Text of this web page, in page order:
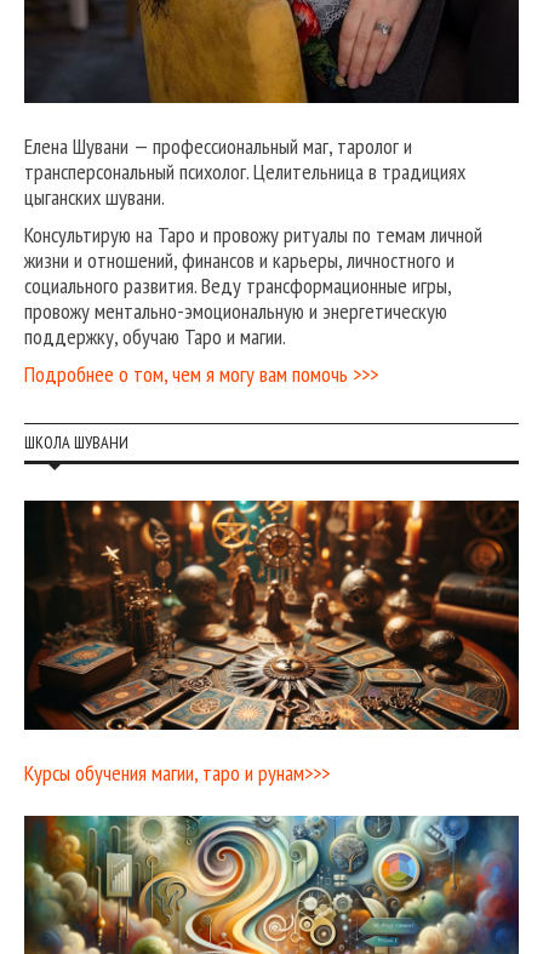
Елена Шувани — профессиональный маг, таролог и
трансперсональный психолог. Целительница в традициях
цыганских шувани.
Консультирую на Таро и провожу ритуалы по темам личной
жизни и отношений, финансов и карьеры, личностного и
социального развития. Веду трансформационные игры,
провожу ментально-эмоциональную и энергетическую
поддержку, обучаю Таро и магии.
Подробнее о том, чем я могу вам помочь >>>
ШКОЛА ШУВАНИ
Курсы обучения магии, таро и рунам>>>